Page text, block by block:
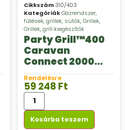
Cikkszám 310/403
KategóriákGázrendszer,
fűtések, grillek, sütők,Grillek,
Grillek, grill kiegészítők
Party Grill™400
Caravan
Connect 2000
Watt
Rendelésre
59 248Ft
Kosárba teszem